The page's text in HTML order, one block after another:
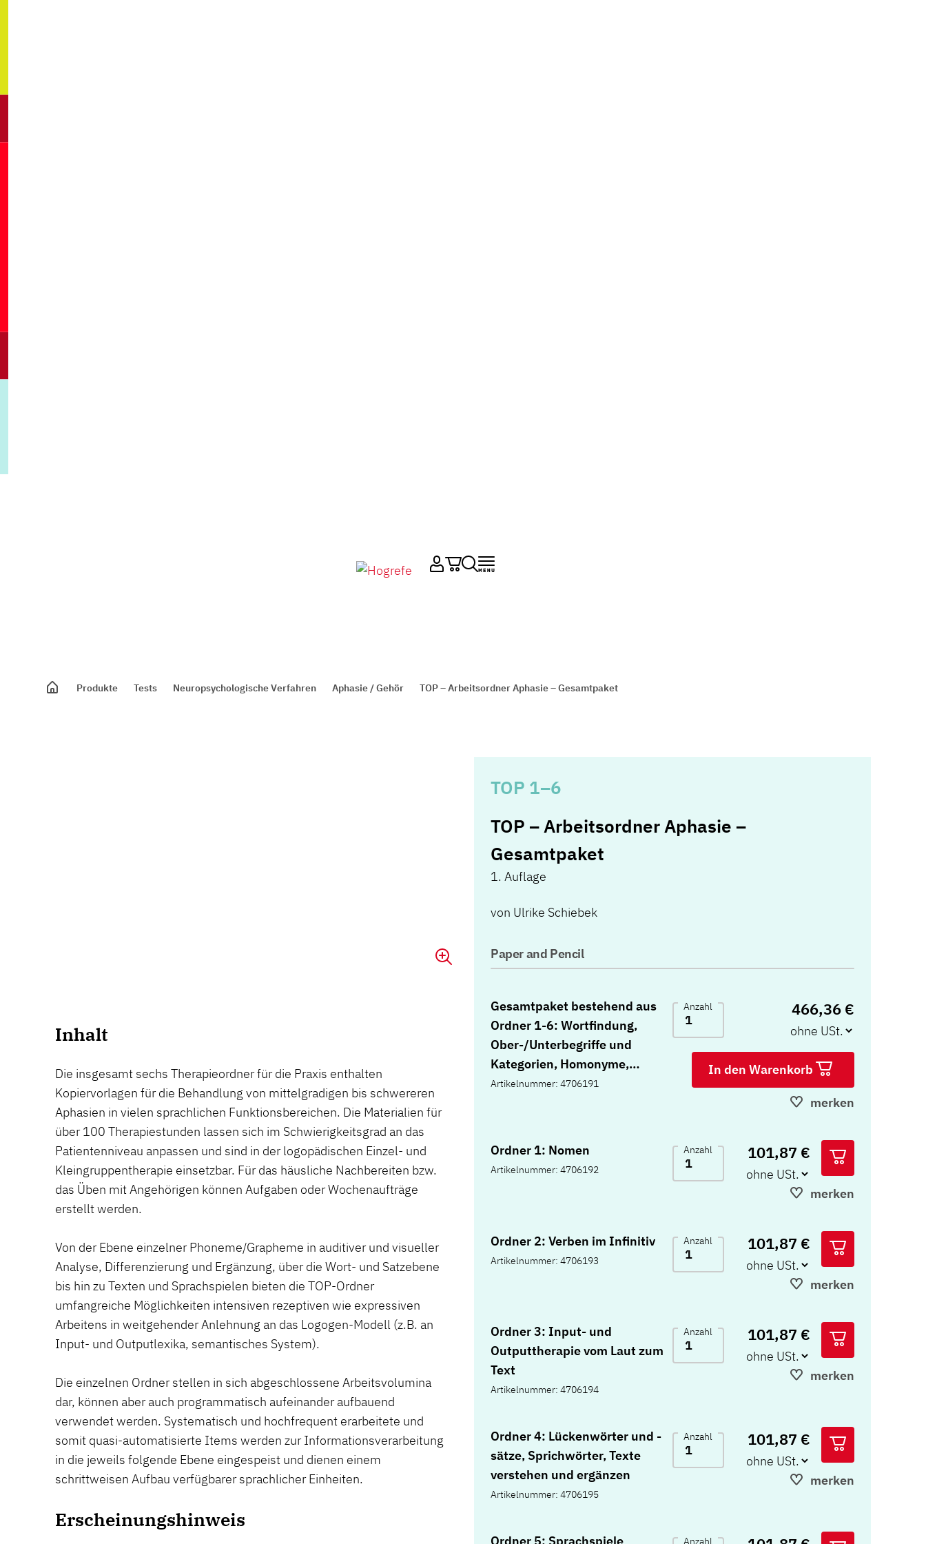
Produkte Tests Neuropsychologische Verfahren Aphasie / Gehör TOP – Arbeitsordner Aphasie – Gesamtpaket
TOP 1–6
TOP – Arbeitsordner Aphasie –
Gesamtpaket
1. Auflage
von Ulrike Schiebek
Paper and Pencil
Gesamtpaket bestehend aus
Ordner 1-6: Wortfindung,
Ober-/Unterbegriffe und
Kategorien, Homonyme,
Stadt-Land-Fluss, Reihen
Artikelnummer: 4706191
Anzahl 466,36 €
In den Warenkorb
merken
Ordner 1: Nomen
Artikelnummer: 4706192
Anzahl 101,87 €
merken
Ordner 2: Verben im Infinitiv
Artikelnummer: 4706193
Anzahl 101,87 €
merken
Ordner 3: Input- und
Outputtherapie vom Laut zum
Text
Artikelnummer: 4706194
Anzahl 101,87 €
merken
Ordner 4: Lückenwörter und -
sätze, Sprichwörter, Texte
verstehen und ergänzen
Artikelnummer: 4706195
Anzahl 101,87 €
merken
Anzahl
Inhalt
Die insgesamt sechs Therapieordner für die Praxis enthalten
Kopiervorlagen für die Behandlung von mittelgradigen bis schwereren
Aphasien in vielen sprachlichen Funktionsbereichen. Die Materialien für
über 100 Therapiestunden lassen sich im Schwierigkeitsgrad an das
Patientenniveau anpassen und sind in der logopädischen Einzel- und
Kleingruppentherapie einsetzbar. Für das häusliche Nachbereiten bzw.
das Üben mit Angehörigen können Aufgaben oder Wochenaufträge
erstellt werden.
Von der Ebene einzelner Phoneme/Grapheme in auditiver und visueller
Analyse, Differenzierung und Ergänzung, über die Wort- und Satzebene
bis hin zu Texten und Sprachspielen bieten die TOP-Ordner
umfangreiche Möglichkeiten intensiven rezeptiven wie expressiven
Arbeitens in weitgehender Anlehnung an das Logogen-Modell (z.B. an
Input- und Outputlexika, semantisches System).
Die einzelnen Ordner stellen in sich abgeschlossene Arbeitsvolumina
dar, können aber auch programmatisch aufeinander aufbauend
verwendet werden. Systematisch und hochfrequent erarbeitete und
somit quasi-automatisierte Items werden zur Informationsverarbeitung
in die jeweils folgende Ebene eingespeist und dienen einem
schrittweisen Aufbau verfügbarer sprachlicher Einheiten.
Erscheinungshinweis